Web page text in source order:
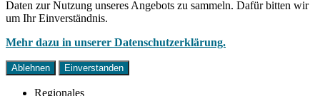
Daten zur Nutzung unseres Angebots zu sammeln. Dafür bitten wir
um Ihr Einverständnis.
Mehr dazu in unserer Datenschutzerklärung.
Ablehnen Einverstanden
Regionales